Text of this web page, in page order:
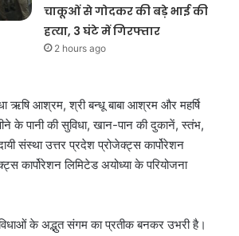
चाकूओं से गोदकर की बड़े भाई की
हत्या, 3 घंटे में गिरफ्तार
2 hours ago
आश्रम, श्री बन्धू बाबा आश्रम और महर्षि
के पानी की सुविधा, खान-पान की दुकानें, स्तंभ,
संस्था उत्तर प्रदेश प्रोजेक्ट्स कार्पोरेशन
कार्पोरेशन लिमिटेड अयोध्या के परियोजना
के अद्भुत संगम का प्रतीक बनकर उभरी है।